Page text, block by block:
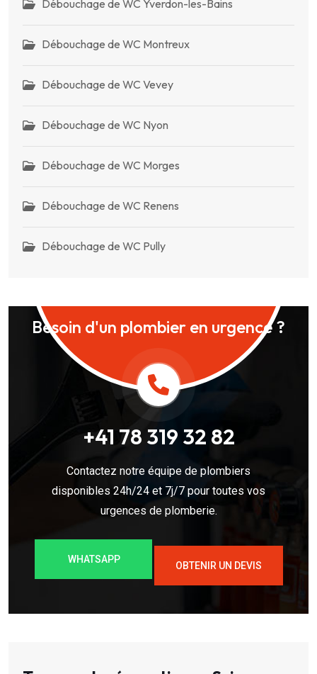
Débouchage de WC Yverdon-les-Bains
Débouchage de WC Montreux
Débouchage de WC Vevey
Débouchage de WC Nyon
Débouchage de WC Morges
Débouchage de WC Renens
Débouchage de WC Pully
Besoin d'un plombier en urgence ?
+41 78 319 32 82
Contactez notre équipe de plombiers
disponibles 24h/24 et 7j/7 pour toutes vos
urgences de plomberie.
WHATSAPP
OBTENIR UN DEVIS